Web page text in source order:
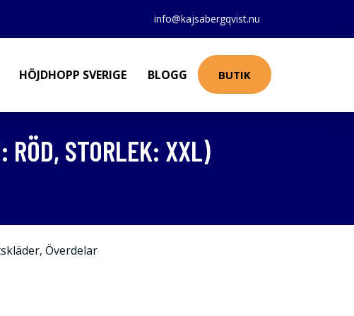
info@kajsabergqvist.nu
HÖJDHOPP SVERIGE BLOGG BUTIK
RÖD, STORLEK: XXL)
, Överdelar